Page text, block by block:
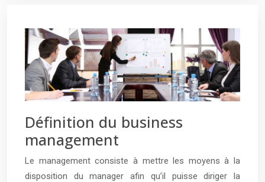
Définition du business
management
Le management consiste à mettre les moyens à la
disposition du manager afin qu’il puisse diriger la